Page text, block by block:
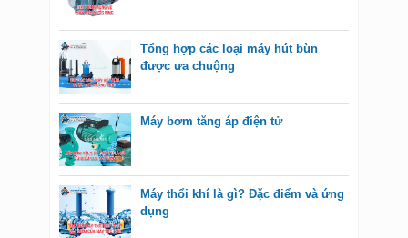
Tổng hợp các loại máy hút bùn
được ưa chuộng
Máy bơm tăng áp điện tử
Máy thổi khí là gì? Đặc điểm và ứng
dụng